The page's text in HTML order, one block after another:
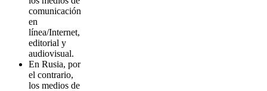
comunicación
en
línea/Internet,
editorial y
audiovisual.
En Rusia, por
el contrario,
los medios de